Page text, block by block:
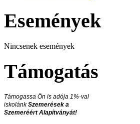
Események
Nincsenek események
Támogatás
Támogassa Ön is adója 1%-val
iskolánkSzemerések a
Szemeréért Alapítványát!